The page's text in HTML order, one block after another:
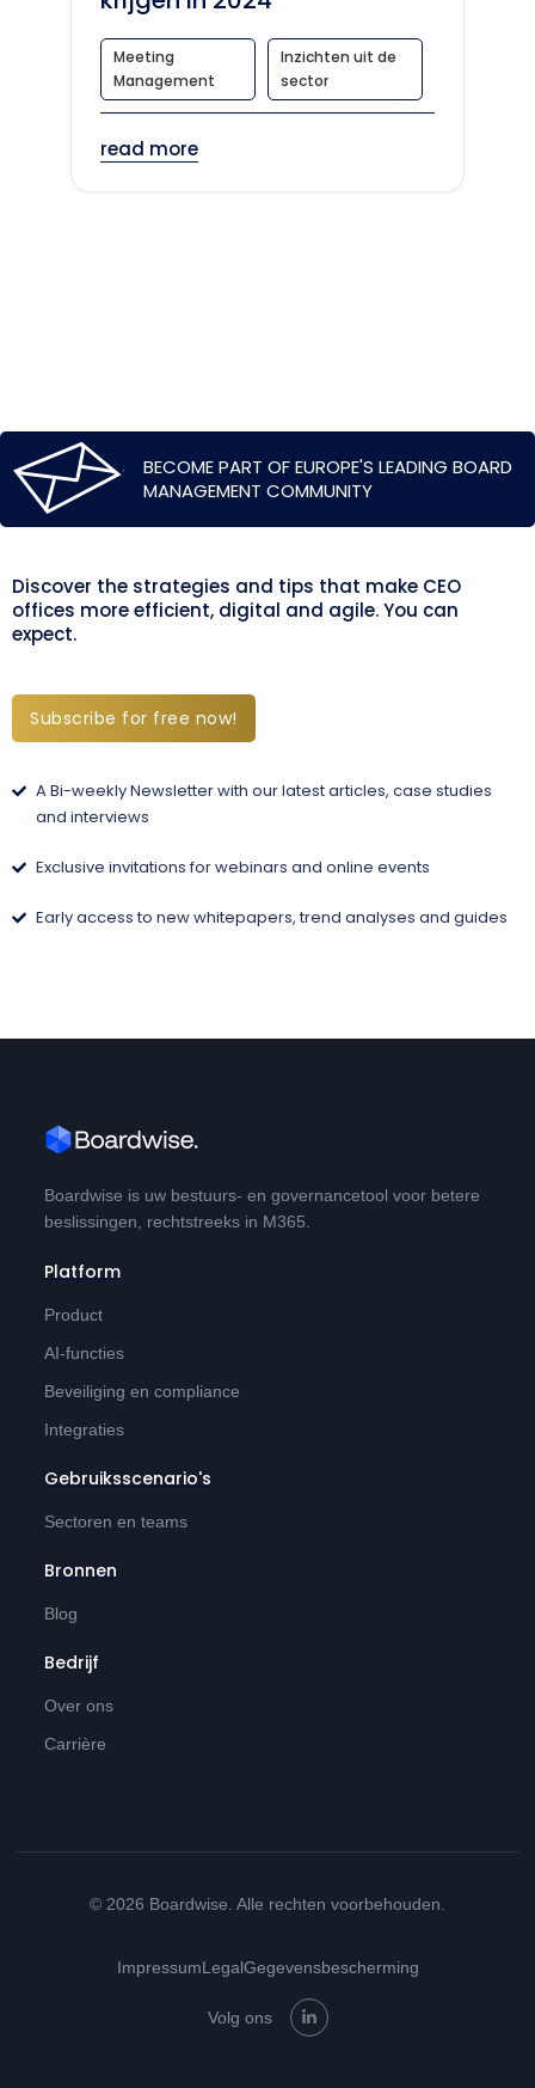
Meeting
Management
Inzichten uit de
sector
read more
BECOME PART OF EUROPE'S LEADING BOARD
MANAGEMENT COMMUNITY
Discover the strategies and tips that make CEO
offices more efficient, digital and agile. You can
expect.
Subscribe for free now!
A Bi-weekly Newsletter with our latest articles, case studies
and interviews
Exclusive invitations for webinars and online events
Early access to new whitepapers, trend analyses and guides
Boardwise is uw bestuurs- en governancetool voor betere
beslissingen, rechtstreeks in M365.
Platform
Product
AI-functies
Beveiliging en compliance
Integraties
Gebruiksscenario's
Sectoren en teams
Bronnen
Blog
Bedrijf
Over ons
Carrière
© 2026 Boardwise. Alle rechten voorbehouden.
ImpressumLegalGegevensbescherming
Volg ons